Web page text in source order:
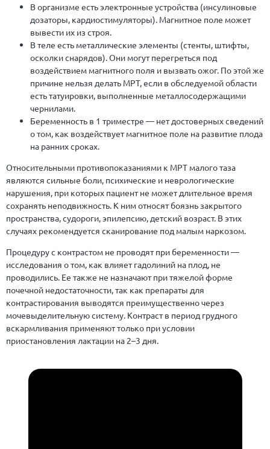
В организме есть электронные устройства (инсулиновые
дозаторы, кардиостимуляторы). Магнитное поле может
вывести их из строя.
В теле есть металлические элементы (стенты, штифты,
осколки снарядов). Они могут перегреться под
воздействием магнитного поля и вызвать ожог. По этой же
причине нельзя делать МРТ, если в обследуемой области
есть татуировки, выполненные металлосодержащими
чернилами.
Беременность в 1 триместре — нет достоверных сведений
о том, как воздействует магнитное поле на развитие плода
на ранних сроках.
Относительными противопоказаниями к МРТ малого таза
являются сильные боли, психические и неврологические
нарушения, при которых пациент не может длительное время
сохранять неподвижность. К ним относят боязнь закрытого
пространства, судороги, эпилепсию, детский возраст. В этих
случаях рекомендуется сканирование под малым наркозом.
Процедуру с контрастом не проводят при беременности —
исследования о том, как влияет гадолиний на плод, не
проводились. Ее также не назначают при тяжелой форме
почечной недостаточности, так как препараты для
контрастирования выводятся преимущественно через
мочевыделительную систему. Контраст в период грудного
вскармливания применяют только при условии
приостановления лактации на 2–3 дня.